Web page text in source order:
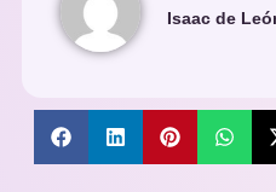
Isaac de